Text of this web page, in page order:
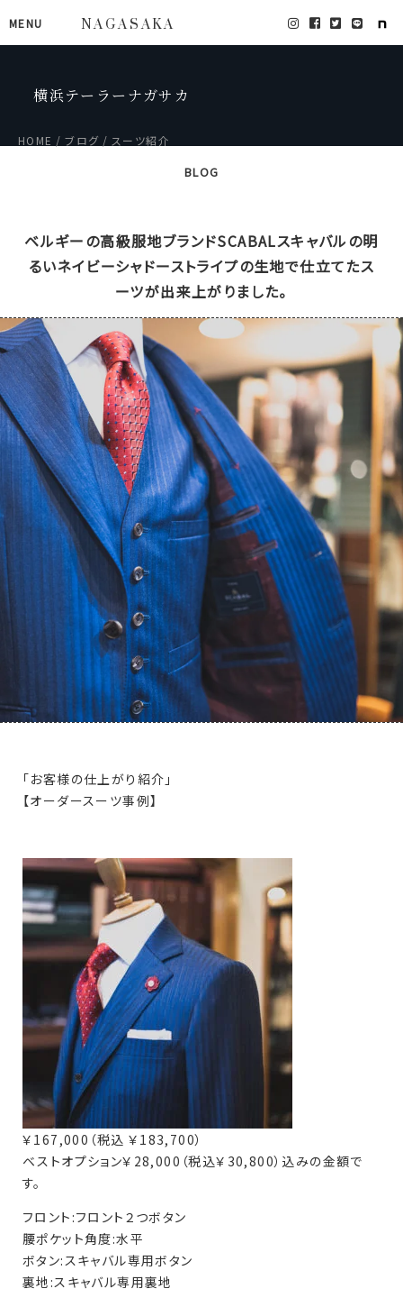
MENU NAGASAKA
横浜テーラーナガサカ
HOME ブログ スーツ紹介
BLOG
ベルギーの高級服地ブランドSCABALスキャバルの明
るいネイビーシャドーストライプの生地で仕立てたス
ーツが出来上がりました。
「お客様の仕上がり紹介」
【オーダースーツ事例】
￥167,000（税込 ￥183,700）
ベストオプション￥28,000（税込￥30,800）込みの金額で
す。
フロント:フロント２つボタン
腰ポケット角度:水平
ボタン:スキャバル専用ボタン
裏地:スキャバル専用裏地